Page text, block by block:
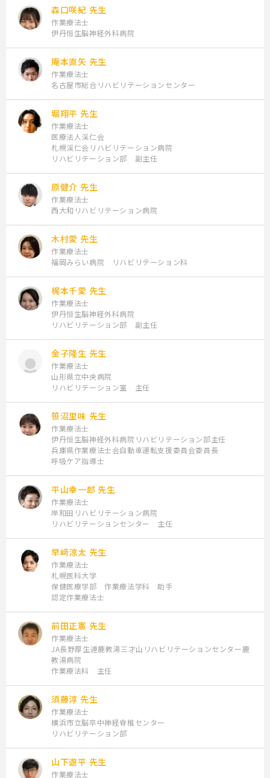
目標設定の基本的な手順を知り、実践に活かすことができる
第3講座：片麻痺後に亜脱臼と痙縮を伴い、軽度肩痛を生じた事
例
講師：庵本直矢 先生
＜学習内容＞
①片麻痺後の肩の痛みの原因について
②肩の痛みの原因の探り方について
③症状と予後から肩の痛みを予防するアプローチを検討する
＜到達目標＞
片麻痺後の肩痛の要因と予防について理解する
第4講座：脳卒中後に中等度の上肢運動麻痺と前頭葉病変由来の
セルフモニタリングに障害を呈した事例に対する麻痺手使用に向
けたアプローチに至るまでの臨床思考について
講師：堀翔平 先生
＜学習内容＞
・学習性不使用からの脱却に向けたアプローチのメカニズムにつ
いて
・中等度の上肢運動麻痺とセルフモニタリングに不備のある事例
に対して行った麻痺手使用に向けた具体的なアプローチの展開方
法について
＜到達目標＞
・麻痺手の実生活における使用についての重要性を理解する
・麻痺手の機能改善と実生活の使用における変化の差異を理解す
る
講師：原健介 先生
＜学習内容＞
①重度上肢麻痺患者に対する評価
②重度上肢麻痺患者の症状と現象の解釈
③重度上肢麻痺患者に対する上肢機能介入の実際
＜到達目標＞
重度上肢麻痺患者に対する病態解釈に必要な評価ならびに介入内
容を理解できる
第6講座：左半側空間無視が生じた事例
講師：木村愛 先生
森口咲紀 先生
作業療法士
伊丹恒生脳神経外科病院
庵本直矢 先生
作業療法士
名古屋市総合リハビリテーションセンター
堀翔平 先生
作業療法士
医療法人渓仁会
札幌渓仁会リハビリテーション病院
リハビリテーション部 副主任
原健介 先生
作業療法士
西大和リハビリテーション病院
木村愛 先生
作業療法士
福岡みらい病院 リハビリテーション科
梶本千愛 先生
作業療法士
伊丹恒生脳神経外科病院
リハビリテーション部 副主任
金子隆生 先生
作業療法士
山形県立中央病院
リハビリテーション室 主任
笹沼里味 先生
作業療法士
伊丹恒生脳神経外科病院リハビリテーション部主任
兵庫県作業療法士会自動車運転支援委員会委員長
呼吸ケア指導士
平山幸一郎 先生
作業療法士
岸和田リハビリテーション病院
リハビリテーションセンター 主任
早﨑涼太 先生
作業療法士
札幌医科大学
保健医療学部 作業療法学科 助手
認定作業療法士
前田正憲 先生
作業療法士
JA長野厚生連鹿教湯三才山リハビリテーションセンター鹿
教湯病院
作業療法科 主任
須藤淳 先生
作業療法士
横浜市立脳卒中神経脊椎センター
リハビリテーション部
山下遊平 先生
作業療法士